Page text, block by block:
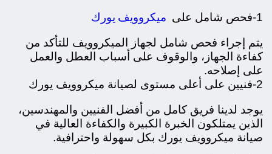
1-فحص شامل على
ميكروويف يورك
يتم إجراء فحص شامل لجهاز الميكروويف للتأكد من
كفاءة الجهاز، والوقوف على أسباب العطل والعمل
على إصلاحه.
2-فنيين على أعلى مستوى لصيانة ميكروويف يورك
يوجد لدينا فريق كامل من أفضل الفنيين والمهندسين،
الذين يمتلكون الخبرة الكبيرة والكفاءة العالية في
صيانة ميكروويف يورك بكل سهولة واحترافية.